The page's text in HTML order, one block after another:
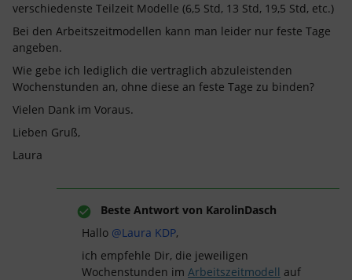
verschiedenste Teilzeit Modelle (6,5 Std, 13 Std, 19,5 Std, etc.)
Bei den Arbeitszeitmodellen kann man leider nur feste Tage
angeben.
Wie gebe ich lediglich die vertraglich abzuleistenden
Wochenstunden an, ohne diese an feste Tage zu binden?
Vielen Dank im Voraus.
Lieben Gruß,
Laura
Beste Antwort von KarolinDasch
Hallo @Laura KDP,
ich empfehle Dir, die jeweiligen
Wochenstunden im Arbeitszeitmodell auf